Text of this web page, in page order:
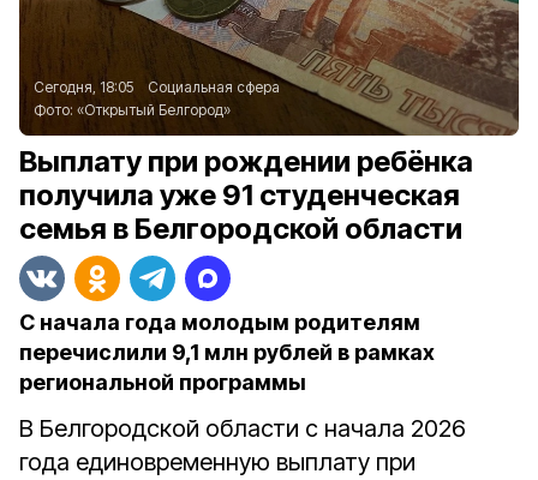
Сегодня, 18:05
Социальная сфера
Фото: «Открытый Белгород»
Выплату при рождении ребёнка
получила уже 91 студенческая
семья в Белгородской области
С начала года молодым родителям
перечислили 9,1 млн рублей в рамках
региональной программы
В Белгородской области с начала 2026
года единовременную выплату при